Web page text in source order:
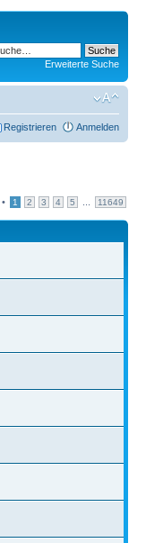
Erweiterte Suche
Registrieren Anmelden
• 1 2 3 4 5 11649